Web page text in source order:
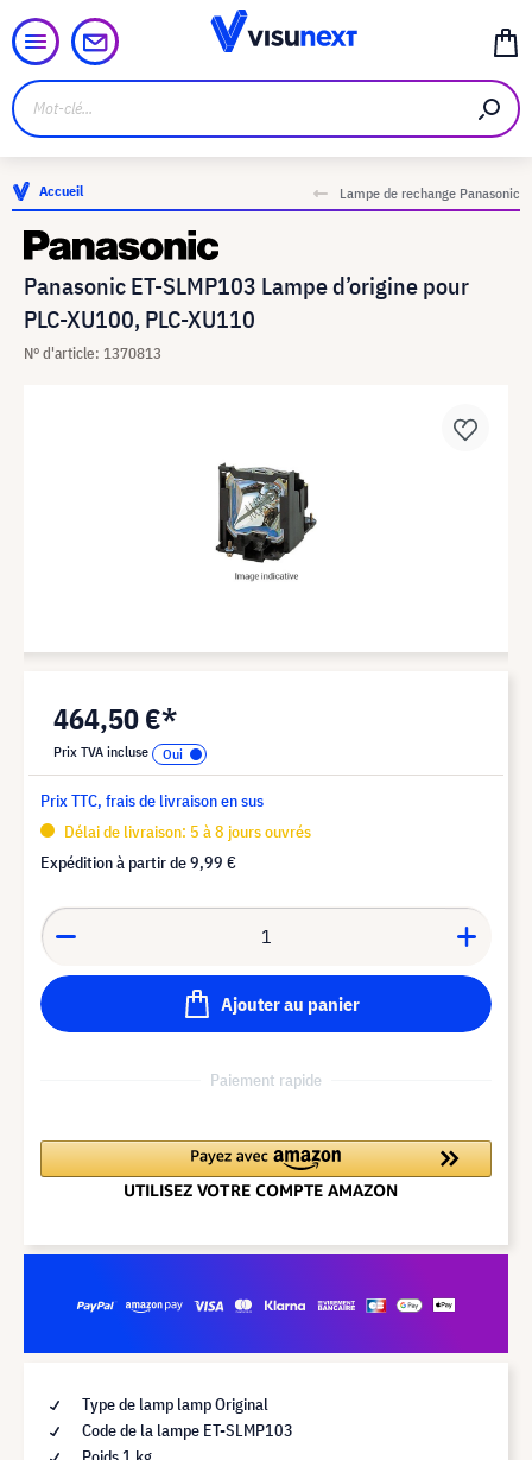
Accueil Lampe de rechange Panasonic
Panasonic ET-SLMP103 Lampe d’origine pour
PLC-XU100, PLC-XU110
N° d'article: 1370813
464,50 €*
Prix TVA incluse
Prix TTC, frais de livraison en sus
Délai de livraison: 5 à 8 jours ouvrés
Expédition à partir de9,99 €
Ajouter au panier
Paiement rapide
Type de lamp lamp Original
Code de la lampe ET-SLMP103